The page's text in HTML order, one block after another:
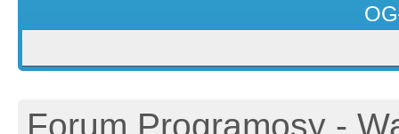
Forum Programosy -